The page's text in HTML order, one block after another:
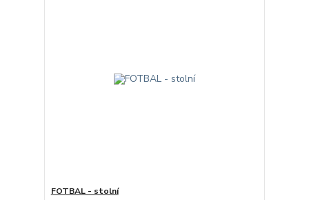
FOTBAL - stolní